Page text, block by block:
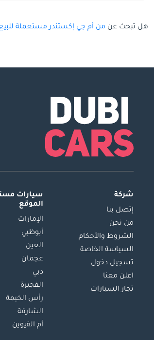
هل تبحث عن من أم جي إكستندر مستعملة
شركة
إتصل بنا
من نحن
الشروط والأحكام
السياسة الخاصة
تسجيل دخول
اعلن معنا
تجار السيارات
سيارات
الموقع
الإمارات
أبوظبي
العين
عجمان
دبي
الفجيرة
رأس الخيمة
الشارقة
أم القيوين